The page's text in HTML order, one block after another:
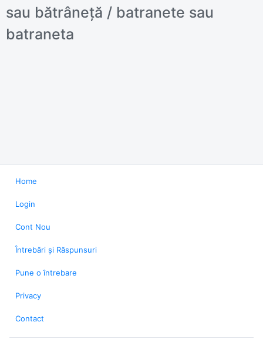
sau bătrâneță / batranete sau
batraneta
Home
Login
Cont Nou
Întrebări și Răspunsuri
Pune o întrebare
Privacy
Contact